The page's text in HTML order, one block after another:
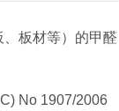
板材等）的甲醛
No 1907/2006